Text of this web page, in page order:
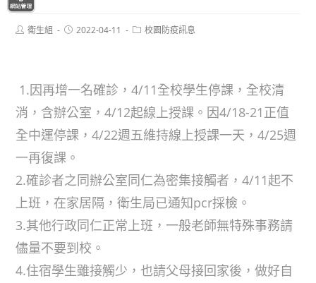
Post衛生組
Post2022-04-11
Post校園防疫訊息
1.因再增一名確診，4/11全校學生停課，全校清
消，含辦公室，4/12起線上授課。因4/18-21正值
全中運停課，4/22週五維持線上授課一天，4/25週
一再復課。
2.確診者之同辦公室同仁為密集接觸者，4/11起不
上班，在家居隔，衛生局已通知pcr採檢。
3.其他行政同仁正常上班，一般老師無特殊事務請
儘量不要到校。
4.住宿學生雖接觸少，也請父母接回家後，做好自